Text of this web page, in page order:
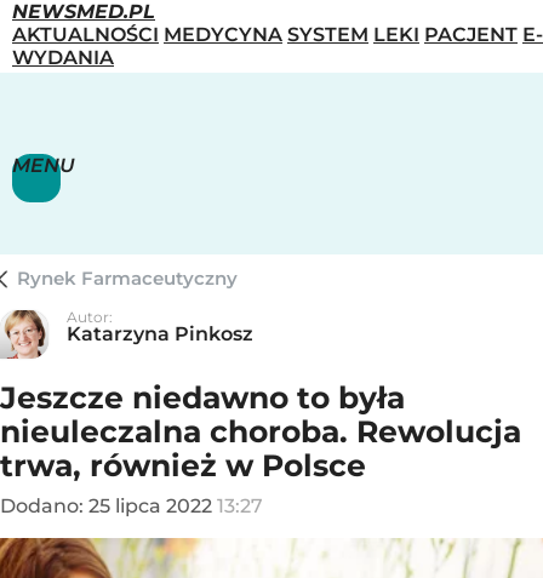
NEWSMED.PL
AKTUALNOŚCI MEDYCYNA SYSTEM LEKI PACJENT E-
WYDANIA
MENU
Rynek Farmaceutyczny
Autor:
Katarzyna Pinkosz
Jeszcze niedawno to była
nieuleczalna choroba. Rewolucja
trwa, również w Polsce
Dodano: 25 lipca 2022 13:27